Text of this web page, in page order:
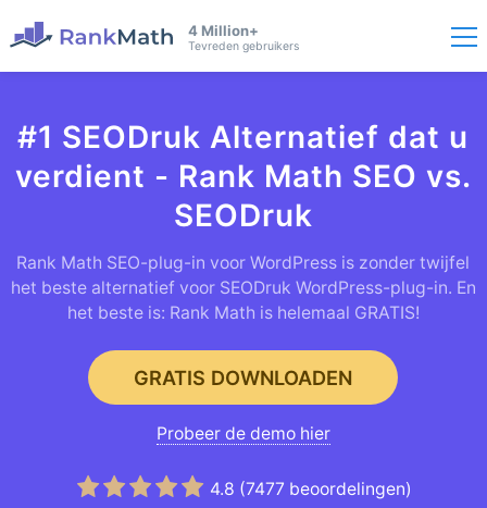
4 Million+
Tevreden gebruikers
#1 SEODruk Alternatief dat u
verdient - Rank Math SEO vs.
SEODruk
Rank Math SEO-plug-in voor WordPress is zonder twijfel
het beste alternatief voor SEODruk WordPress-plug-in. En
het beste is: Rank Math is helemaal GRATIS!
GRATIS DOWNLOADEN
Probeer de demo hier
4.8 (7477 beoordelingen)